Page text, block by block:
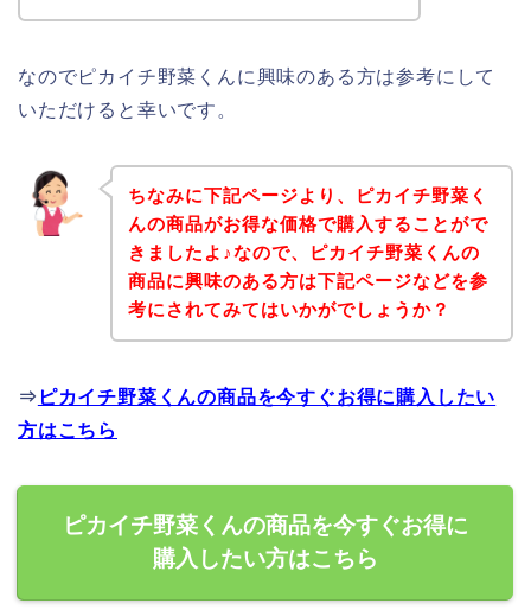
なのでピカイチ野菜くんに興味のある方は参考にして
いただけると幸いです。
ちなみに下記ページより、ピカイチ野菜く
んの商品がお得な価格で購入することがで
きましたよ♪なので、ピカイチ野菜くんの
商品に興味のある方は下記ページなどを参
考にされてみてはいかがでしょうか？
⇒ ピカイチ野菜くんの商品を今すぐお得に購入したい
方はこちら
ピカイチ野菜くんの商品を今すぐお得に
購入したい方はこちら